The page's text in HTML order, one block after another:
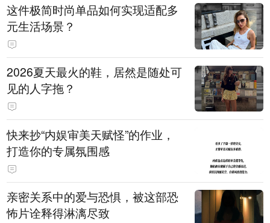
这件极简时尚单品如何实现适配多
元生活场景？
2026夏天最火的鞋，居然是随处可
见的人字拖？
快来抄“内娱审美天赋怪”的作业，
打造你的专属氛围感
亲密关系中的爱与恐惧，被这部恐
怖片诠释得淋漓尽致